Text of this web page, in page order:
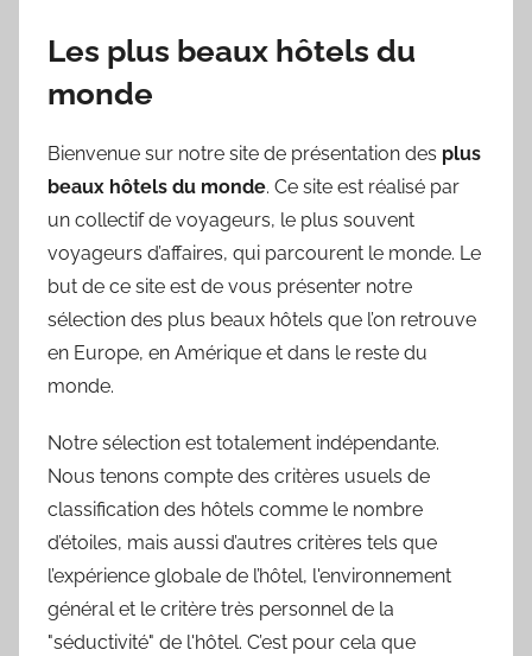
Les plus beaux hôtels du
monde
Bienvenue sur notre site de présentation des plus
beaux hôtels du monde. Ce site est réalisé par
un collectif de voyageurs, le plus souvent
voyageurs d’affaires, qui parcourent le monde. Le
but de ce site est de vous présenter notre
sélection des plus beaux hôtels que l’on retrouve
en Europe, en Amérique et dans le reste du
monde.
Notre sélection est totalement indépendante.
Nous tenons compte des critères usuels de
classification des hôtels comme le nombre
d’étoiles, mais aussi d’autres critères tels que
l’expérience globale de l’hôtel, l'environnement
général et le critère très personnel de la
"séductivité" de l'hôtel. C’est pour cela que